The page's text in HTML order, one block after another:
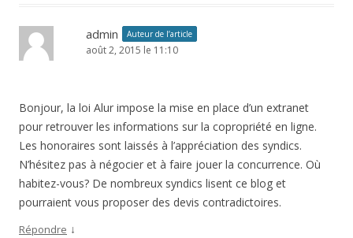
admin Auteur de l’article
août 2, 2015 le 11:10
Bonjour, la loi Alur impose la mise en place d’un extranet
pour retrouver les informations sur la copropriété en ligne.
Les honoraires sont laissés à l’appréciation des syndics.
N’hésitez pas à négocier et à faire jouer la concurrence. Où
habitez-vous? De nombreux syndics lisent ce blog et
pourraient vous proposer des devis contradictoires.
Répondre ↓